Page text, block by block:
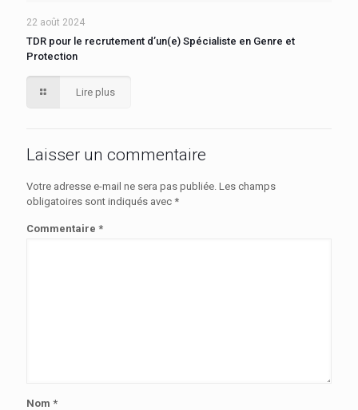
22 août 2024
TDR pour le recrutement d’un(e) Spécialiste en Genre et
Protection
Lire plus
Laisser un commentaire
Votre adresse e-mail ne sera pas publiée. Les champs
obligatoires sont indiqués avec *
Commentaire *
Nom *